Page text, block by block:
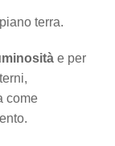
terra.
e per
come